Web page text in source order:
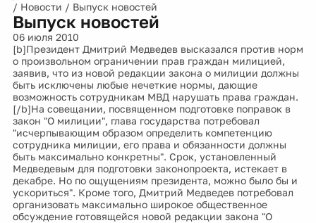
/ Новости / Выпуск новостей
Выпуск новостей
06 июля 2010
[b]Президент Дмитрий Медведев высказался против норм
о произвольном ограничении прав граждан милицией,
заявив, что из новой редакции закона о милиции должны
быть исключены любые нечеткие нормы, дающие
возможность сотрудникам МВД нарушать права граждан.
[/b]На совещании, посвященном подготовке поправок в
закон "О милиции", глава государства потребовал
"исчерпывающим образом определить компетенцию
сотрудника милиции, его права и обязанности должны
быть максимально конкретны". Срок, установленный
Медведевым для подготовки законопроекта, истекает в
декабре. Но по ощущениям президента, можно было бы и
ускориться". Кроме того, Дмитрий Медведев потребовал
организовать максимально широкое общественное
обсуждение готовящейся новой редакции закона "О